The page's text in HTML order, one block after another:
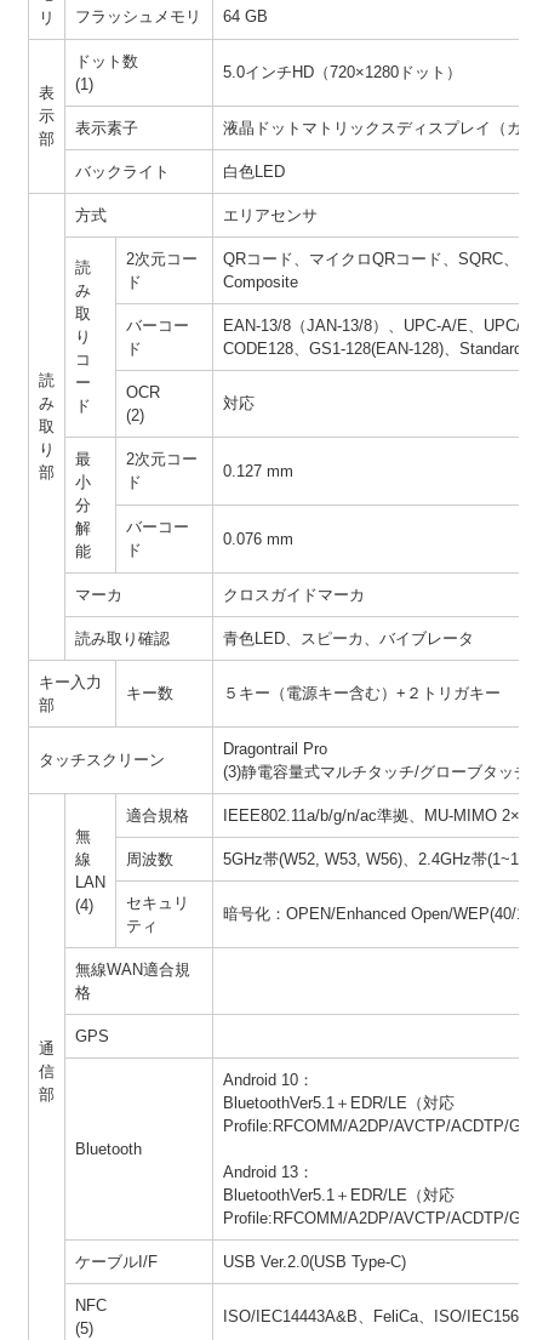
リ
フラッシュメモリ 64 GB
表
示
部
ドット数
(1)
5.0インチHD（720×1280ドット）
表示素子 液晶ドットマトリックスディスプレイ（カラ
バックライト 白色LED
読
み
取
り
部
方式 エリアセンサ
読
み
取
り
コ
ー
ド
2次元コー
ド
QRコード、マイクロQRコード、SQRC、
Composite
バーコー
ド
EAN-13/8（JAN-13/8）、UPC-A/E、UPC/
CODE128、GS1-128(EAN-128)、Standard
OCR
(2)
対応
最
小
分
解
能
2次元コー
ド
0.127 mm
バーコー
ド
0.076 mm
マーカ クロスガイドマーカ
読み取り確認 青色LED、スピーカ、バイブレータ
キー入力
部
キー数 ５キー（電源キー含む）+２トリガキー
タッチスクリーン
Dragontrail Pro
(3)静電容量式マルチタッチ/グローブタッチ/
通
信
部
無
線
LAN
(4)
適合規格 IEEE802.11a/b/g/n/ac準拠、MU-MIMO 2×2
周波数 5GHz帯(W52, W53, W56)、2.4GHz帯
セキュリ
ティ
暗号化：OPEN/Enhanced Open/WEP(40/
無線WAN適合規
格
GPS
Bluetooth
Android 10：
BluetoothVer5.1＋EDR/LE（対応
Profile:RFCOMM/A2DP/AVCTP/ACDTP/
Android 13：
BluetoothVer5.1＋EDR/LE（対応
Profile:RFCOMM/A2DP/AVCTP/ACDTP/
ケーブルI/F USB Ver.2.0(USB Type-C)
NFC
(5)
ISO/IEC14443A&B、FeliCa、ISO/